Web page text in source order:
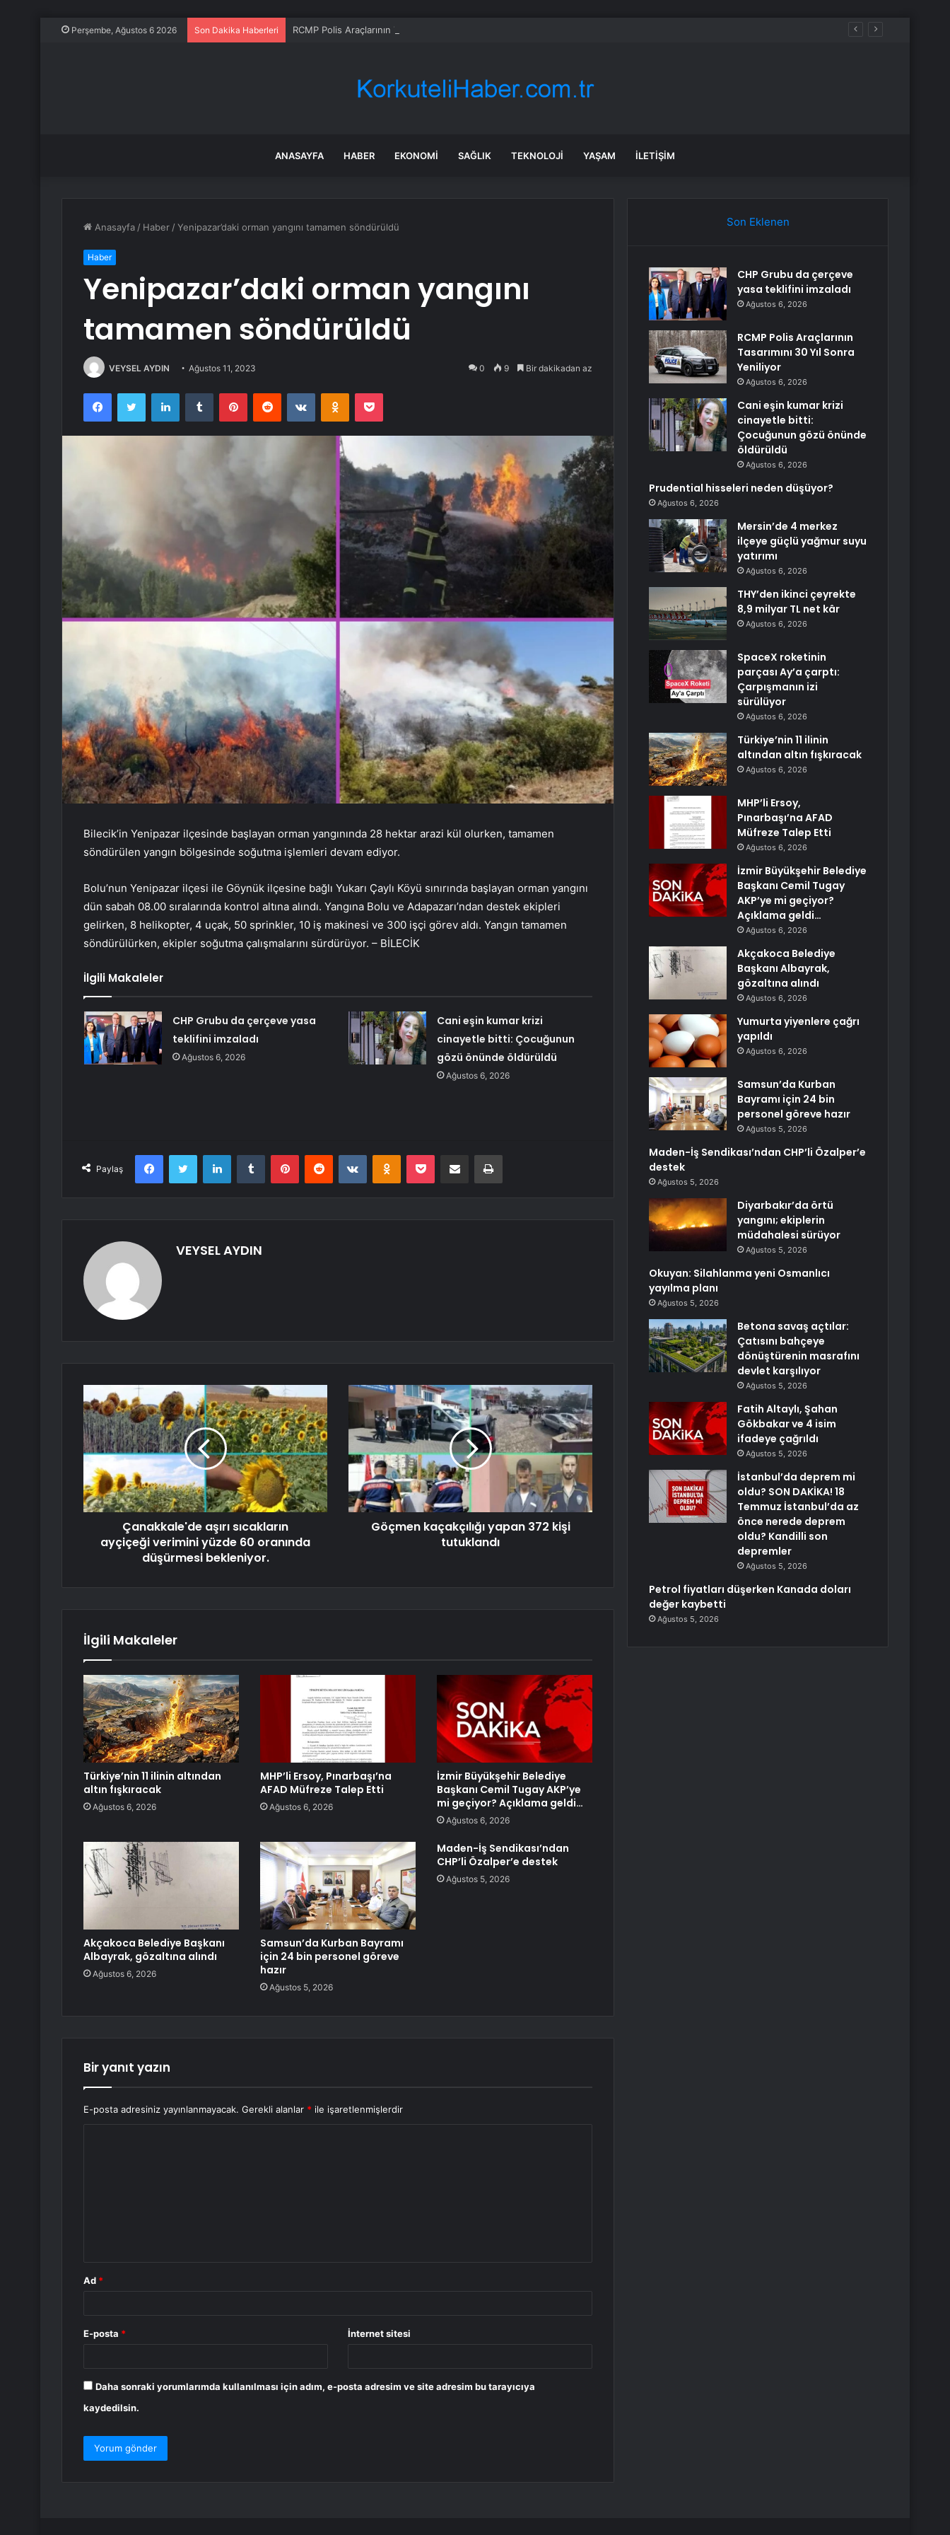
Perşembe, Ağustos 6 2026 Son Dakika Haberleri RCMP Polis Araçlarının Tasarımını 30 Yıl Sonra Yeniliyor
ANASAYFA HABER EKONOMI SAĞLIK TEKNOLOJI YAŞAM İLETIŞIM
Anasayfa / Haber /Yenipazar’daki orman yangını tamamen söndürüldü
Haber
Yenipazar’daki orman yangını
tamamen söndürüldü
VEYSEL AYDIN Ağustos 11, 2023 0 9 Bir dakikadan az
FacebookTwitter LinkedInTumblr PinterestReddit VKontakteOdnoklassniki
Pocket
Bilecik’in Yenipazar ilçesinde başlayan orman yangınında 28 hektar arazi kül olurken, tamamen
söndürülen yangın bölgesinde soğutma işlemleri devam ediyor.
Bolu’nun Yenipazar ilçesi ile Göynük ilçesine bağlı Yukarı Çaylı Köyü sınırında başlayan orman yangını
dün sabah 08.00 sıralarında kontrol altına alındı. Yangına Bolu ve Adapazarı’ndan destek ekipleri
gelirken, 8 helikopter, 4 uçak, 50 sprinkler, 10 iş makinesi ve 300 işçi görev aldı. Yangın tamamen
söndürülürken, ekipler soğutma çalışmalarını sürdürüyor. – BİLECİK
İlgili Makaleler
CHP Grubu da çerçeve yasa
teklifini imzaladı
Ağustos 6, 2026
Cani eşin kumar krizi
cinayetle bitti: Çocuğunun
gözü önünde öldürüldü
Ağustos 6, 2026
Paylaş
FacebookTwitter LinkedInTumblr PinterestReddit VKontakteOdnoklassniki
Pocket E-Posta ile paylaş Yazdır
VEYSEL AYDIN
Çanakkale'de aşırı sıcakların
ayçiçeği verimini yüzde 60 oranında
düşürmesi bekleniyor.
Göçmen kaçakçılığı yapan 372 kişi
tutuklandı
İlgili Makaleler
Türkiye’nin 11 ilinin altından
altın fışkıracak
Ağustos 6, 2026
MHP’li Ersoy, Pınarbaşı’na
AFAD Müfreze Talep Etti
Ağustos 6, 2026
İzmir Büyükşehir Belediye
Başkanı Cemil Tugay AKP’ye
mi geçiyor? Açıklama geldi…
Ağustos 6, 2026
Akçakoca Belediye Başkanı
Albayrak, gözaltına alındı
Ağustos 6, 2026
Samsun’da Kurban Bayramı
için 24 bin personel göreve
hazır
Ağustos 5, 2026
Maden-İş Sendikası’ndan
CHP’li Özalper’e destek
Ağustos 5, 2026
Bir yanıt yazın
E-posta adresiniz yayınlanmayacak. Gerekli alanlar * ile işaretlenmişlerdir
Ad *
E-posta * İnternet sitesi
Daha sonraki yorumlarımda kullanılması için adım, e-posta adresim ve site adresim bu tarayıcıya
kaydedilsin.
Son Eklenen
CHP Grubu da çerçeve
yasa teklifini imzaladı
Ağustos 6, 2026
RCMP Polis Araçlarının
Tasarımını 30 Yıl Sonra
Yeniliyor
Ağustos 6, 2026
Cani eşin kumar krizi
cinayetle bitti:
Çocuğunun gözü önünde
öldürüldü
Ağustos 6, 2026
Prudential hisseleri neden düşüyor?
Ağustos 6, 2026
Mersin’de 4 merkez
ilçeye güçlü yağmur suyu
yatırımı
Ağustos 6, 2026
THY’den ikinci çeyrekte
8,9 milyar TL net kâr
Ağustos 6, 2026
SpaceX roketinin
parçası Ay’a çarptı:
Çarpışmanın izi
sürülüyor
Ağustos 6, 2026
Türkiye’nin 11 ilinin
altından altın fışkıracak
Ağustos 6, 2026
MHP’li Ersoy,
Pınarbaşı’na AFAD
Müfreze Talep Etti
Ağustos 6, 2026
İzmir Büyükşehir Belediye
Başkanı Cemil Tugay
AKP’ye mi geçiyor?
Açıklama geldi…
Ağustos 6, 2026
Akçakoca Belediye
Başkanı Albayrak,
gözaltına alındı
Ağustos 6, 2026
Yumurta yiyenlere çağrı
yapıldı
Ağustos 6, 2026
Samsun’da Kurban
Bayramı için 24 bin
personel göreve hazır
Ağustos 5, 2026
Maden-İş Sendikası’ndan CHP’li Özalper’e
destek
Ağustos 5, 2026
Diyarbakır’da örtü
yangını; ekiplerin
müdahalesi sürüyor
Ağustos 5, 2026
Okuyan: Silahlanma yeni Osmanlıcı
yayılma planı
Ağustos 5, 2026
Betona savaş açtılar:
Çatısını bahçeye
dönüştürenin masrafını
devlet karşılıyor
Ağustos 5, 2026
Fatih Altaylı, Şahan
Gökbakar ve 4 isim
ifadeye çağrıldı
Ağustos 5, 2026
İstanbul’da deprem mi
oldu? SON DAKİKA! 18
Temmuz İstanbul’da az
önce nerede deprem
oldu? Kandilli son
depremler
Ağustos 5, 2026
Petrol fiyatları düşerken Kanada doları
değer kaybetti
Ağustos 5, 2026